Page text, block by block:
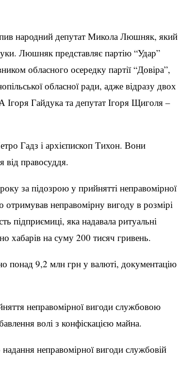
народний депутат Микола Люшняк, який
Люшняк представляє партію “Удар”
обласного осередку партії “Довіра”,
обласної ради, адже відразу двох
Ігоря Гайдука та депутат Ігоря Щиголя –
Гадз і архієпископ Тихон. Вони
від правосуддя.
за підозрою у прийнятті неправомірної
отримував неправомірну вигоду в розмірі
підприємиці, яка надавала ритуальні
хабарів на суму 200 тисяч гривень.
понад 9,2 млн грн у валюті, документацію
неправомірної вигоди службовою
волі з конфіскацією майна.
неправомірної вигоди службовій